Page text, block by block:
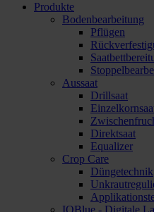
Produkte
Bodenbearbeitung
Pflügen
Aussaat
Drillsaat
Direktsaat
Equalizer
Crop Care
Düngetechnik
IQBlue - Digitale